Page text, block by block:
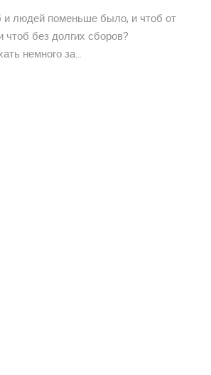
и людей поменьше было, и чтоб от
чтоб без долгих сборов?
немного за...